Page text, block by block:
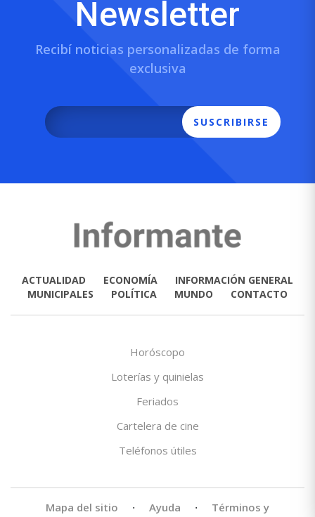
Newsletter
Recibí noticias personalizadas de forma
exclusiva
SUSCRIBIRSE
ACTUALIDAD ECONOMÍA
INFORMACIÓN GENERAL
MUNICIPALES
POLÍTICA MUNDO CONTACTO
Horóscopo
Loterías y quinielas
Feriados
Cartelera de cine
Teléfonos útiles
Mapa del sitio · Ayuda ·
Términos y